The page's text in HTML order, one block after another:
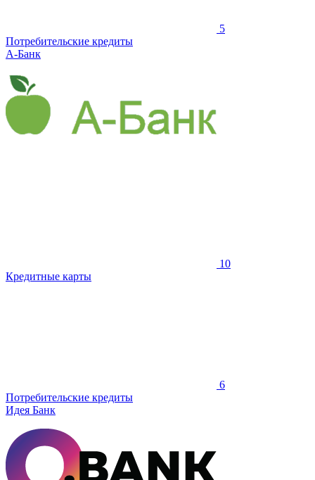
5
Потребительские кредиты
А-Банк
10
Кредитные карты
6
Потребительские кредиты
Идея Банк